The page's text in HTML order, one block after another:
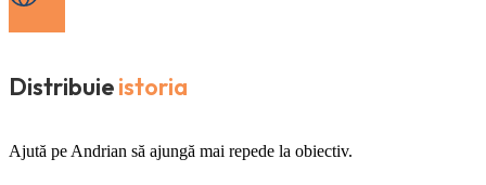
Distribuieistoria
Ajută pe Andrian să ajungă mai repede la obiectiv.